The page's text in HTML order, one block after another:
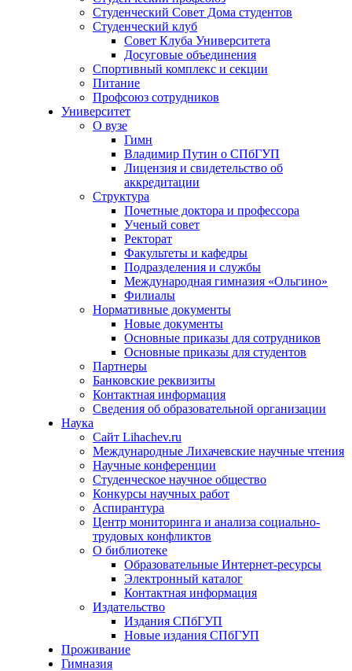
Студенческий Совет Дома студентов
Студенческий клуб
Совет Клуба Университета
Досуговые объединения
Спортивный комплекс и секции
Питание
Профсоюз сотрудников
Университет
О вузе
Гимн
Владимир Путин о СПбГУП
Лицензия и свидетельство об
аккредитации
Структура
Почетные доктора и профессора
Ученый совет
Ректорат
Факультеты и кафедры
Подразделения и службы
Международная гимназия «Ольгино»
Филиалы
Нормативные документы
Новые документы
Основные приказы для сотрудников
Основные приказы для студентов
Партнеры
Банковские реквизиты
Контактная информация
Сведения об образовательной организации
Наука
Сайт Lihachev.ru
Международные Лихачевские научные чтения
Научные конференции
Студенческое научное общество
Конкурсы научных работ
Аспирантура
Центр мониторинга и анализа социально-
трудовых конфликтов
О библиотеке
Образовательные Интернет-ресурсы
Электронный каталог
Контактная информация
Издательство
Издания СПбГУП
Новые издания СПбГУП
Проживание
Гимназия